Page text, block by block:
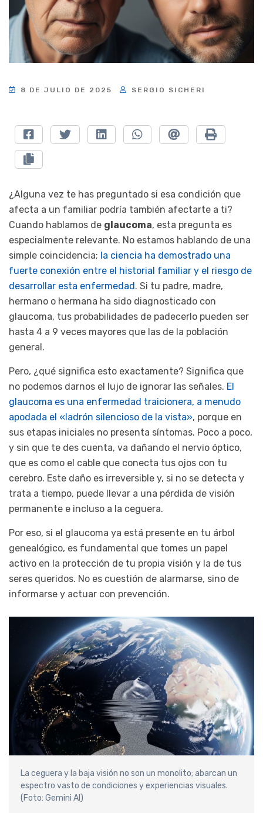
8 DE JULIO DE 2025 SERGIO SICHERI
¿Alguna vez te has preguntado si esa condición que
afecta a un familiar podría también afectarte a ti?
Cuando hablamos de glaucoma, esta pregunta es
especialmente relevante. No estamos hablando de una
simple coincidencia; la ciencia ha demostrado una
fuerte conexión entre el historial familiar y el riesgo de
desarrollar esta enfermedad . Si tu padre, madre,
hermano o hermana ha sido diagnosticado con
glaucoma, tus probabilidades de padecerlo pueden ser
hasta 4 a 9 veces mayores que las de la población
general.
Pero, ¿qué significa esto exactamente? Significa que
no podemos darnos el lujo de ignorar las señales. El
glaucoma es una enfermedad traicionera, a menudo
apodada el «ladrón silencioso de la vista», porque en
sus etapas iniciales no presenta síntomas. Poco a poco,
y sin que te des cuenta, va dañando el nervio óptico,
que es como el cable que conecta tus ojos con tu
cerebro. Este daño es irreversible y, si no se detecta y
trata a tiempo, puede llevar a una pérdida de visión
permanente e incluso a la ceguera.
Por eso, si el glaucoma ya está presente en tu árbol
genealógico, es fundamental que tomes un papel
activo en la protección de tu propia visión y la de tus
seres queridos. No es cuestión de alarmarse, sino de
informarse y actuar con prevención.
La ceguera y la baja visión no son un monolito; abarcan un
espectro vasto de condiciones y experiencias visuales.
(Foto: Gemini AI)